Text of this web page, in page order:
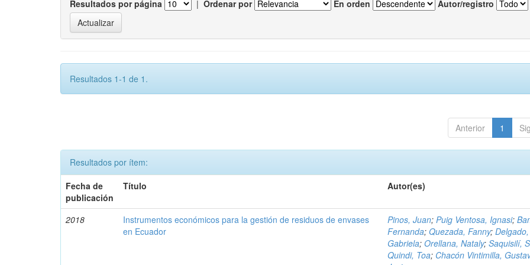
Resultados por página | Ordenar por En orden Autor/registro
Resultados 1-1 de 1.
Anterior 1
Resultados por ítem:
Fecha de
publicación
Título Autor(es)
2018
Instrumentos económicos para la gestión de residuos de envases
en Ecuador
Pinos, Juan;Puig Ventosa, Ignasi;
Fernanda;Quezada, Fanny;Delgado,
Gabriela;Orellana, Nataly;Saquisilí,
Quindi, Toa; Chacón Vintimilla,